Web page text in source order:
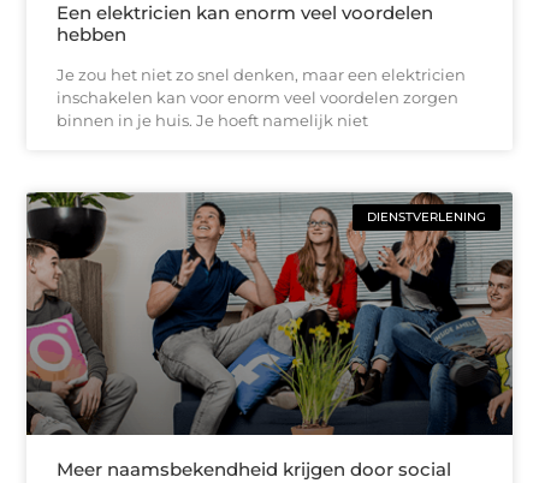
Een elektricien kan enorm veel voordelen
hebben
Je zou het niet zo snel denken, maar een elektricien
inschakelen kan voor enorm veel voordelen zorgen
binnen in je huis. Je hoeft namelijk niet
DIENSTVERLENING
Meer naamsbekendheid krijgen door social